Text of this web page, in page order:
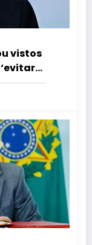
vistos
Dia ES